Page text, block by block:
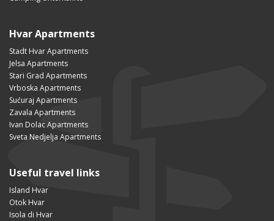
Hvar Apartments
Stadt Hvar Apartments
Jelsa Apartments
Stari Grad Apartments
Vrboska Apartments
Sućuraj Apartments
Zavala Apartments
Ivan Dolac Apartments
Sveta Nedjelja Apartments
Useful travel links
Island Hvar
Otok Hvar
Isola di Hvar